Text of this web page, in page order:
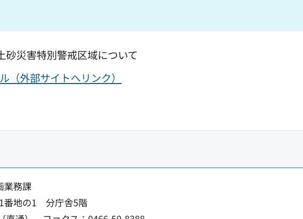
砂災害特別警戒区域について
（外部サイトへリンク）
務課
番地の1 分庁舎5階